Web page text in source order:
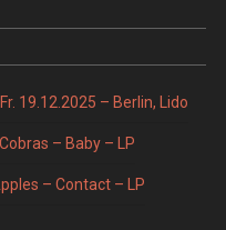
19.12.2025 – Berlin, Lido
– Baby – LP
– Contact – LP